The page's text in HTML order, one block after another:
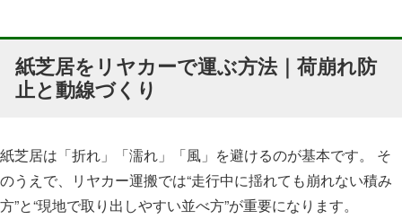
紙芝居をリヤカーで運ぶ方法｜荷崩れ防
止と動線づくり
紙芝居は「折れ」「濡れ」「風」を避けるのが基本です。 そ
のうえで、リヤカー運搬では“走行中に揺れても崩れない積み
方”と“現地で取り出しやすい並べ方”が重要になります。